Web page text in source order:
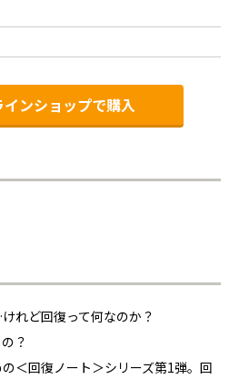
インショップで購入
れど回復って何なのか？
？
＜回復ノート＞シリーズ第1弾。回